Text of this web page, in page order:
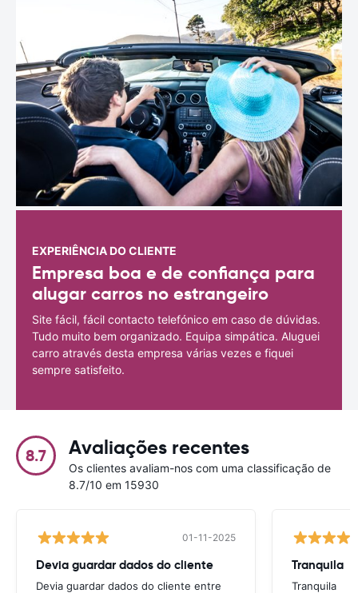
EXPERIÊNCIA DO CLIENTE
Empresa boa e de confiança para
alugar carros no estrangeiro
Site fácil, fácil contacto telefónico em caso de dúvidas.
Tudo muito bem organizado. Equipa simpática. Aluguei
carro através desta empresa várias vezes e fiquei
sempre satisfeito.
8.7 Avaliações recentes
Os clientes avaliam-nos com uma classificação de
8.7/10 em 15930
01-11-2025
Devia guardar dados do cliente
Devia guardar dados do cliente entre
Tranquila
Tranquila